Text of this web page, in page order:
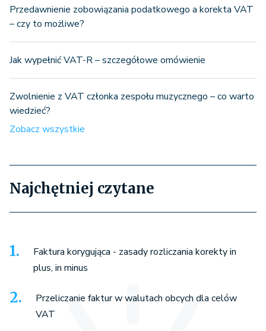
Przedawnienie zobowiązania podatkowego a korekta VAT
– czy to możliwe?
Jak wypełnić VAT-R – szczegółowe omówienie
Zwolnienie z VAT członka zespołu muzycznego – co warto
wiedzieć?
Zobacz wszystkie
Najchętniej czytane
Faktura korygująca - zasady rozliczania korekty in
plus, in minus
Przeliczanie faktur w walutach obcych dla celów
VAT